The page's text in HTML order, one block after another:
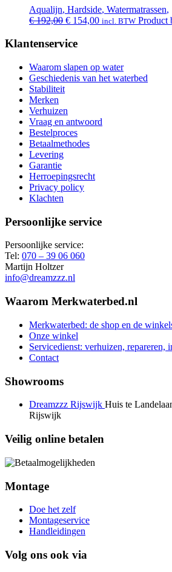
Aqualijn, Hardside, Watermatrassen,
€192,00 Oorspronkelijke
was:
€ 154,00Huidige
incl. BTW Product
Klantenservice
Waarom slapen op water
Geschiedenis van het waterbed
Stabiliteit
Merken
Verhuizen
Vraag en antwoord
Bestelproces
Betaalmethodes
Levering
Garantie
Herroepingsrecht
Privacy policy
Klachten
Persoonlijke service
Persoonlijke service:
Tel: 070 – 39 06 060
Martijn Holtzer
info@dreamzzz.nl
Waarom Merkwaterbed.nl
Merkwaterbed: de shop en de
Onze winkel
Servicedienst: verhuizen, repareren,
Contact
Showrooms
Dreamzzz Rijswijk Huis te
Rijswijk
Veilig online betalen
Montage
Doe het zelf
Montageservice
Handleidingen
Volg ons ook via